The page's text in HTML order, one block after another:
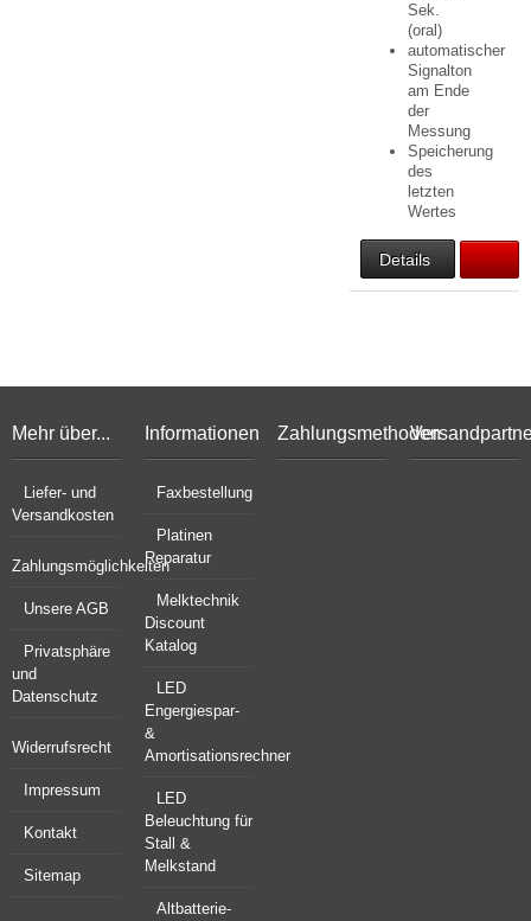
Sek.
(oral)
automatischer
Signalton
am Ende
der
Messung
Speicherung
des
letzten
Wertes
Details
Mehr über...
Liefer- und
Versandkosten
Zahlungsmöglichkeiten
Unsere AGB
Privatsphäre
und
Datenschutz
Widerrufsrecht
Impressum
Kontakt
Sitemap
Informationen
Faxbestellung
Platinen
Reparatur
Melktechnik
Discount
Katalog
LED
Engergiespar-
&
Amortisationsrechner
LED
Beleuchtung für
Stall &
Melkstand
Altbatterie-
Zahlungsmethoden